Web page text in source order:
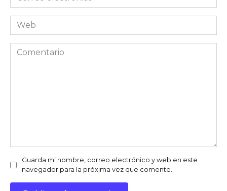
electrónico
Web
Comentario
Guarda mi nombre, correo electrónico y web en este
navegador para la próxima vez que comente.